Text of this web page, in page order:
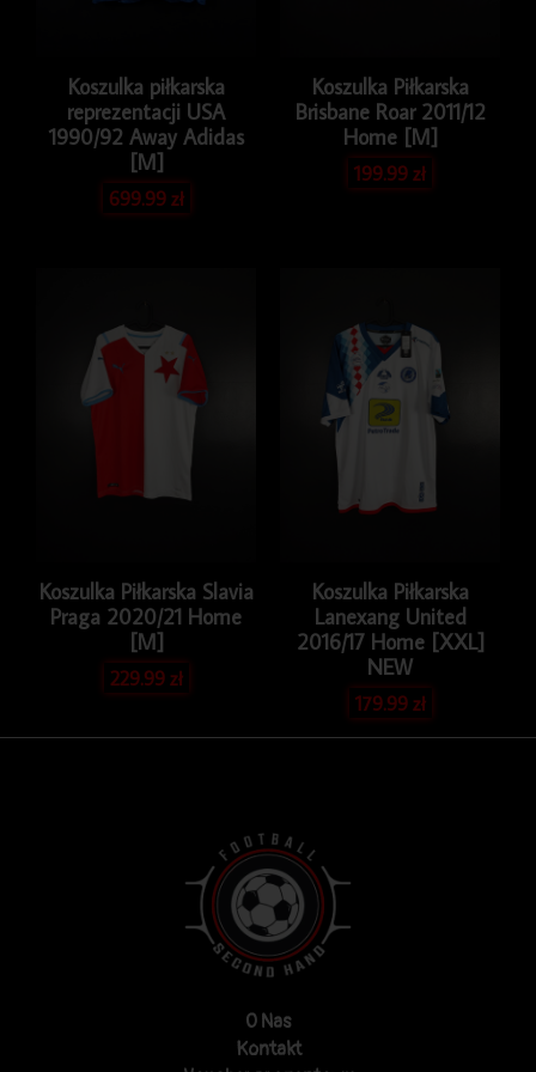
Koszulka piłkarska
reprezentacji USA
1990/92 Away Adidas
[M]
699.99zł
Koszulka Piłkarska
Brisbane Roar 2011/12
Home [M]
199.99zł
Koszulka Piłkarska Slavia
Praga 2020/21 Home
[M]
229.99zł
Koszulka Piłkarska
Lanexang United
2016/17 Home [XXL]
NEW
179.99zł
O Nas
Kontakt